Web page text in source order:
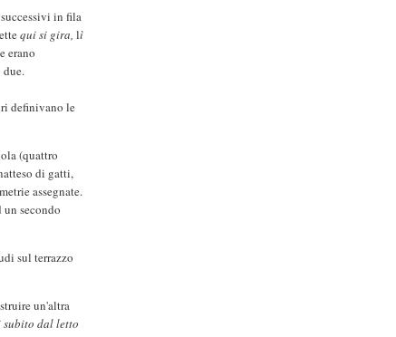
in fila
qui si gira, lì
erano
definivano le
(quattro
di gatti,
assegnate.
un secondo
sul terrazzo
un'altra
subito dal letto